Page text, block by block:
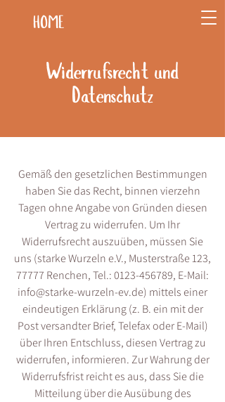
HOME
Widerrufsrecht und
Datenschutz
Gemäß den gesetzlichen Bestimmungen
haben Sie das Recht, binnen vierzehn
Tagen ohne Angabe von Gründen diesen
Vertrag zu widerrufen. Um Ihr
Widerrufsrecht auszuüben, müssen Sie
uns (starke Wurzeln e.V., Musterstraße 123,
77777 Renchen, Tel.:0123-456789, E-Mail:
info@starke-wurzeln-ev.de) mittels einer
eindeutigen Erklärung (z. B. ein mit der
Post versandter Brief, Telefax oder E-Mail)
über Ihren Entschluss, diesen Vertrag zu
widerrufen, informieren. Zur Wahrung der
Widerrufsfrist reicht es aus, dass Sie die
Mitteilung über die Ausübung des